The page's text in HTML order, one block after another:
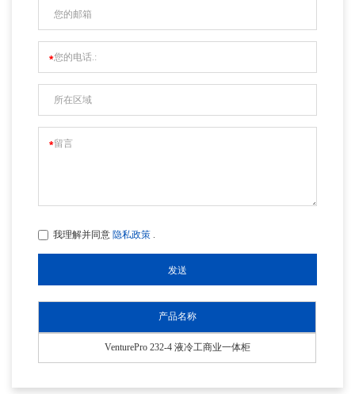
我理解并同意 隐私政策 .
产品名称
VenturePro 232-4 液冷工商业一体柜